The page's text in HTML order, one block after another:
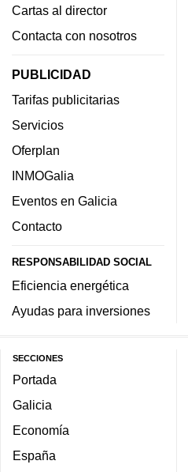
Cartas al director
Contacta con nosotros
PUBLICIDAD
Tarifas publicitarias
Servicios
Oferplan
INMOGalia
Eventos en Galicia
Contacto
RESPONSABILIDAD SOCIAL
Eficiencia energética
Ayudas para inversiones
SECCIONES
Portada
Galicia
Economía
España